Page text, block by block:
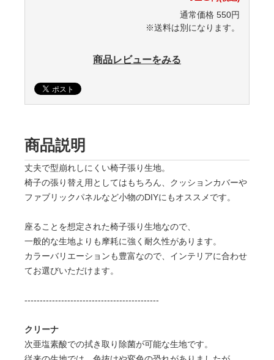
通常価格 550円
※送料は別になります。
商品レビューをみる
商品説明
丈夫で型崩れしにくい椅子張り生地。
椅子の張り替え用としてはもちろん、クッションカバーや
ファブリックパネルなど小物のDIYにもオススメです。
座ることを想定された椅子張り生地なので、
一般的な生地よりも摩耗に強く耐久性があります。
カラーバリエーションも豊富なので、インテリアに合わせ
てお選びいただけます。
--------------------------------------------
クリーナ
次亜塩素酸での拭き取り除菌が可能な生地です。